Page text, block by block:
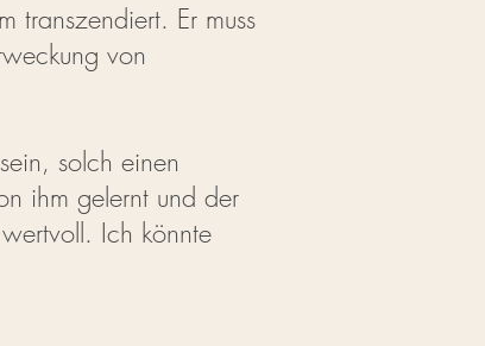
transzendiert. Er muss
von
solch einen
ihm gelernt und der
Ich könnte